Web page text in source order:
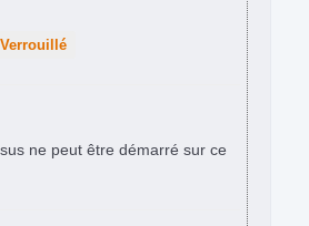
Verrouillé
ne peut être démarré sur ce